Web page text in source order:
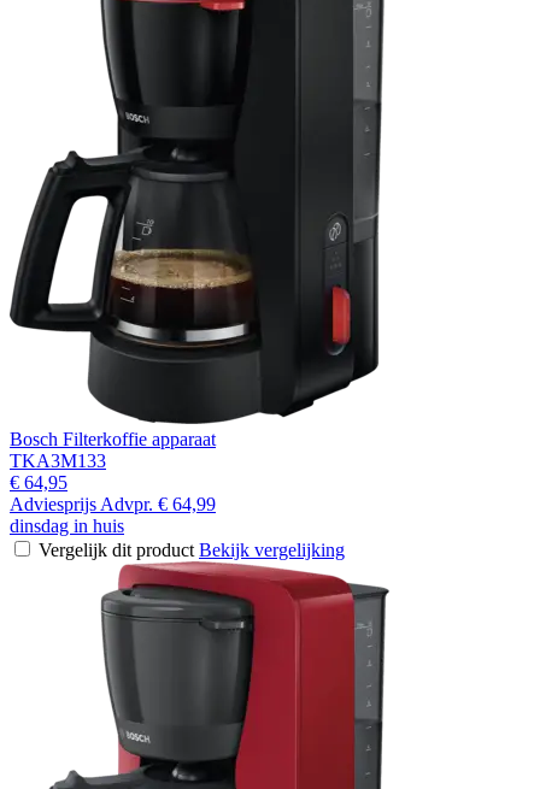
Bosch Filterkoffie apparaat
TKA3M133
€ 64,95
Adviesprijs Advpr. € 64,99
dinsdag in huis
Vergelijk dit product Bekijk vergelijking